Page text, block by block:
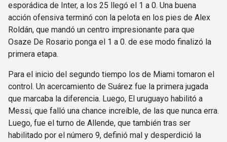
esporádica de Inter, a los 25 llegó el 1 a 0. Una buena
acción ofensiva terminó con la pelota en los pies de Alex
Roldán, que mandó un centro impresionante para que
Osaze De Rosario ponga el 1 a 0. de ese modo finalizó la
primera etapa.
Para el inicio del segundo tiempo los de Miami tomaron el
control. Un acercamiento de Suárez fue la primera jugada
que marcaba la diferencia. Luego, El uruguayo habilitó a
Messi, que falló una chance increíble, de las que nunca erra.
Luego, fue el turno de Allende, que también tras ser
habilitado por el número 9, definió mal y desperdició la